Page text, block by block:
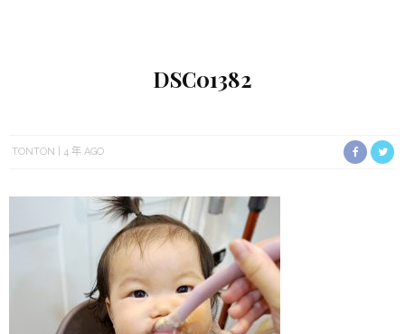
DSC01382
TONTON 4 年 AGO